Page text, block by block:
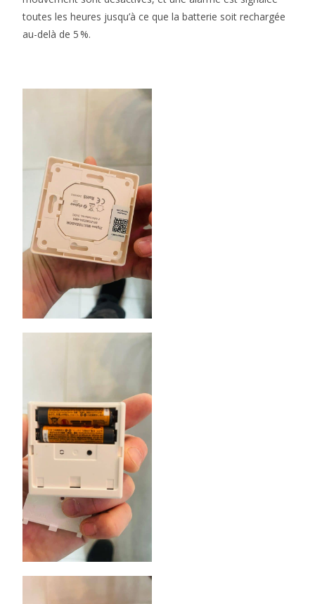
toutes les heures jusqu’à ce que la batterie soit rechargée
au-delà de 5 %.